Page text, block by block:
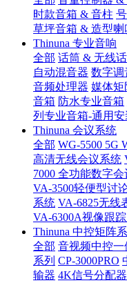
时款音箱 & 音柱
草坪音箱 & 造型喇
Thinuna 专业音响
全部 话筒 & 无线
自动混音器 数字调
音频处理器 媒体矩
音箱 防水专业音箱
列专业音箱-通用安
Thinuna 会议系统
全部 WG-5500 5G
高清无线会议系统
7000 全功能数字
VA-3500轻便型讨
系统 VA-6825无线
VA-6300A视像跟
Thinuna 中控矩阵
全部 音视频中控一
系列 CP-3000PRO
输器 4K信号分配器